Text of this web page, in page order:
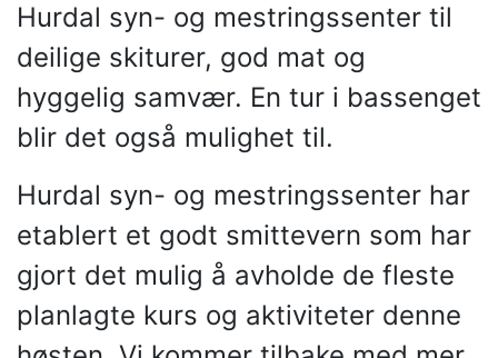
Hurdal syn- og mestringssenter til
deilige skiturer, god mat og
hyggelig samvær. En tur i bassenget
blir det også mulighet til.
Hurdal syn- og mestringssenter har
etablert et godt smittevern som har
gjort det mulig å avholde de fleste
planlagte kurs og aktiviteter denne